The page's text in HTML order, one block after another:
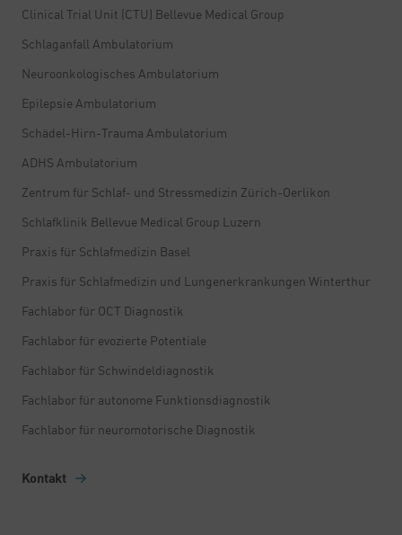
Clinical Trial Unit (CTU) Bellevue Medical Group
Schlaganfall Ambulatorium
Neuroonkologisches Ambulatorium
Epilepsie Ambulatorium
Schädel-Hirn-Trauma Ambulatorium
ADHS Ambulatorium
Zentrum für Schlaf- und Stressmedizin Zürich-Oerlikon
Schlafklinik Bellevue Medical Group Luzern
Praxis für Schlafmedizin Basel
Praxis für Schlafmedizin und Lungenerkrankungen Winterthur
Fachlabor für OCT Diagnostik
Fachlabor für evozierte Potentiale
Fachlabor für Schwindeldiagnostik
Fachlabor für autonome Funktionsdiagnostik
Fachlabor für neuromotorische Diagnostik
Kontakt